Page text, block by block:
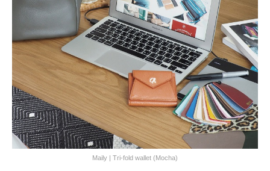
Maily | Tri-fold wallet (Mocha)